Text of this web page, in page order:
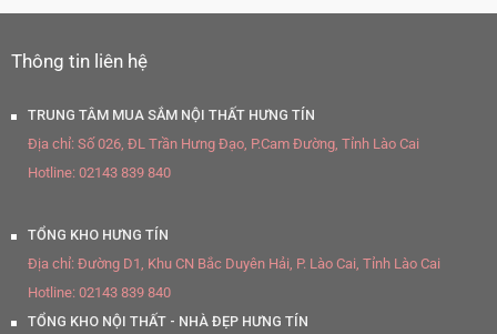
Thông tin liên hệ
TRUNG TÂM MUA SẮM NỘI THẤT HƯNG TÍN
Địa chỉ: Số 026, ĐL Trần Hưng Đạo, P.Cam Đường, Tỉnh Lào Cai
Hotline: 02143 839 840
TỔNG KHO HƯNG TÍN
Địa chỉ: Đường D1, Khu CN Bắc Duyên Hải, P. Lào Cai, Tỉnh Lào Cai
Hotline: 02143 839 840
TỔNG KHO NỘI THẤT - NHÀ ĐẸP HƯNG TÍN